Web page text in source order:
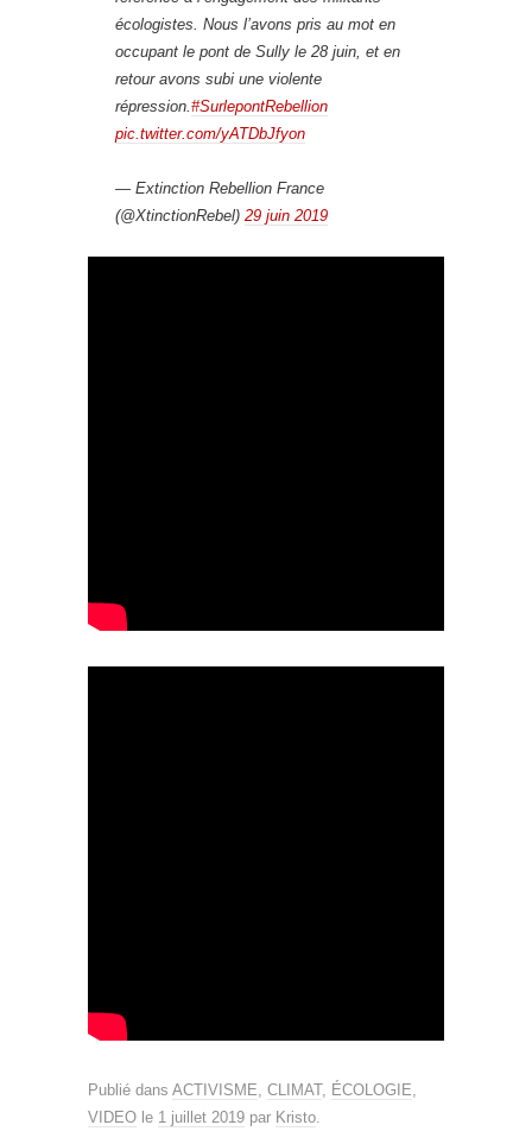
écologistes. Nous l’avons pris au mot en
occupant le pont de Sully le 28 juin, et en
retour avons subi une violente
répression.#SurlepontRebellion
pic.twitter.com/yATDbJfyon
— Extinction Rebellion France
(@XtinctionRebel) 29 juin 2019
Publié dans ACTIVISME, CLIMAT, ÉCOLOGIE,
VIDEO le 1 juillet 2019 par Kristo.